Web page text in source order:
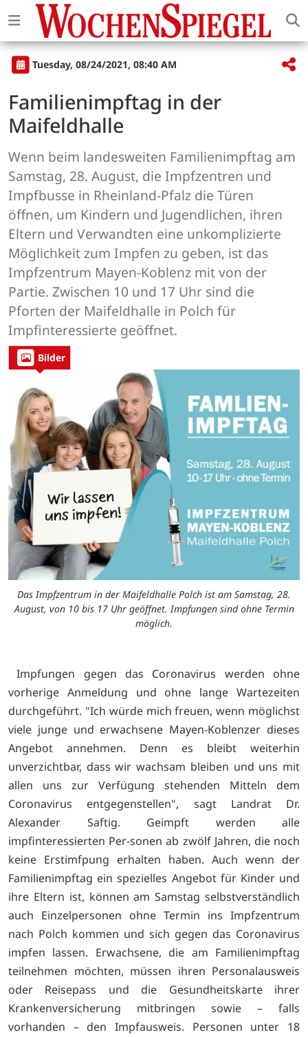
Tuesday, 08/24/2021, 08:40 AM
Familienimpftag in der
Maifeldhalle
Wenn beim landesweiten Familienimpftag am
Samstag, 28. August, die Impfzentren und
Impfbusse in Rheinland-Pfalz die Türen
öffnen, um Kindern und Jugendlichen, ihren
Eltern und Verwandten eine unkomplizierte
Möglichkeit zum Impfen zu geben, ist das
Impfzentrum Mayen-Koblenz mit von der
Partie. Zwischen 10 und 17 Uhr sind die
Pforten der Maifeldhalle in Polch für
Impfinteressierte geöffnet.
Bilder
Das Impfzentrum in der Maifeldhalle Polch ist am Samstag, 28.
August, von 10 bis 17 Uhr geöffnet. Impfungen sind ohne Termin
möglich.
Impfungen gegen das Coronavirus werden ohne
vorherige Anmeldung und ohne lange Wartezeiten
durchgeführt. "Ich würde mich freuen, wenn möglichst
viele junge und erwachsene Mayen-Koblenzer dieses
Angebot annehmen. Denn es bleibt weiterhin
unverzichtbar, dass wir wachsam bleiben und uns mit
allen uns zur Verfügung stehenden Mitteln dem
Coronavirus entgegenstellen", sagt Landrat Dr.
Alexander Saftig. Geimpft werden alle
impfinteressierten Per-sonen ab zwölf Jahren, die noch
keine Erstimfpung erhalten haben. Auch wenn der
Familienimpftag ein spezielles Angebot für Kinder und
ihre Eltern ist, können am Samstag selbstverständlich
auch Einzelpersonen ohne Termin ins Impfzentrum
nach Polch kommen und sich gegen das Coronavirus
impfen lassen. Erwachsene, die am Familienimpftag
teilnehmen möchten, müssen ihren Personalausweis
oder Reisepass und die Gesundheitskarte ihrer
Krankenversicherung mitbringen sowie – falls
vorhanden – den Impfausweis. Personen unter 18